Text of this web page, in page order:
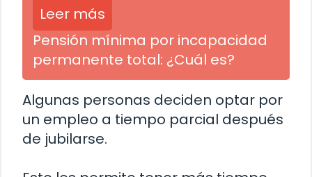
Leer más
Pensión mínima por incapacidad
permanente total: ¿Cuál es?
Algunas personas deciden optar por
un empleo a tiempo parcial después
de jubilarse.